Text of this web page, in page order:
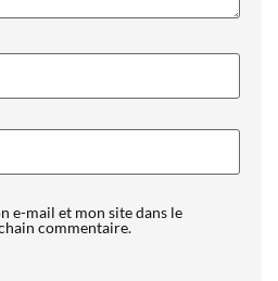
e-mail et mon site dans le
commentaire.